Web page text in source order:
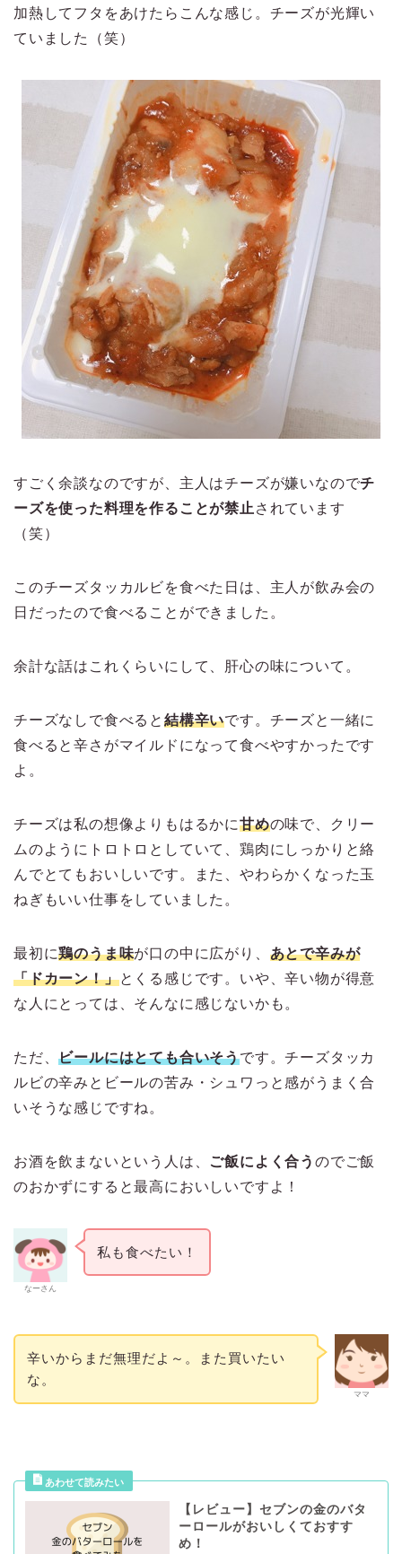
加熱してフタをあけたらこんな感じ。チーズが光輝い
ていました（笑）
すごく余談なのですが、主人はチーズが嫌いなのでチ
ーズを使った料理を作ることが禁止 されています
（笑）
このチーズタッカルビを食べた日は、主人が飲み会の
日だったので食べることができました。
余計な話はこれくらいにして、肝心の味について。
チーズなしで食べると 結構辛いです。チーズと一緒に
食べると辛さがマイルドになって食べやすかったです
よ。
チーズは私の想像よりもはるかに甘めの味で、クリー
ムのようにトロトロとしていて、鶏肉にしっかりと絡
んでとてもおいしいです。また、やわらかくなった玉
ねぎもいい仕事をしていました。
最初に鶏のうま味が口の中に広がり、 あとで辛みが
「ドカーン！」とくる感じです。いや、辛い物が得意
な人にとっては、そんなに感じないかも。
ただ、ビールにはとても合いそうです。チーズタッカ
ルビの辛みとビールの苦み・シュワっと感がうまく合
いそうな感じですね。
お酒を飲まないという人は、 ご飯によく合うのでご飯
のおかずにすると最高においしいですよ！
なーさん
私も食べたい！
ママ
辛いからまだ無理だよ～。また買いたい
な。
【レビュー】セブンの金のバタ
ーロールがおいしくておすす
め！